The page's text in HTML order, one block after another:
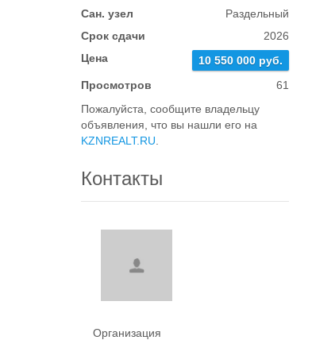
Сан. узел
Раздельный
Срок сдачи
2026
Цена
10 550 000 руб.
Просмотров
61
Пожалуйста, сообщите владельцу
объявления, что вы нашли его на
KZNREALT.RU
Контакты
Организация